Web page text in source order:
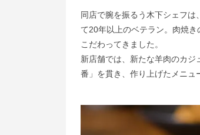
同店で腕を振るう木下シェフ
て20年以上のベテラン。肉焼
こだわってきました。
新店舗では、新たな羊肉のカ
番」を貫き、作り上げたメニュ